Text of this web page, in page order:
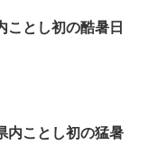
とし初の酷暑日
内ことし初の猛暑